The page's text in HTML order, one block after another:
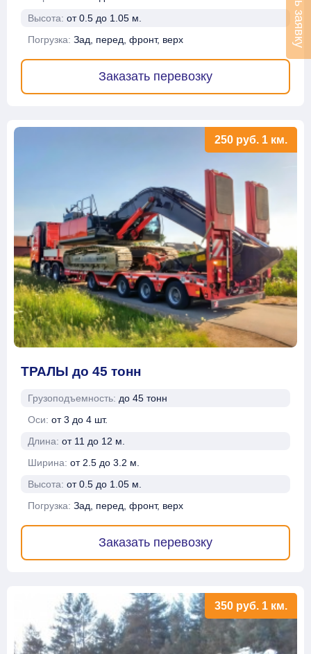
Высота: от 0.5 до 1.05 м.
Погрузка: Зад, перед, фронт, верх
Заказать перевозку
ТРАЛЫ до 45 тонн
Грузоподъемность: до 45 тонн
Оси: от 3 до 4 шт.
Длина: от 11 до 12 м.
Ширина: от 2.5 до 3.2 м.
Высота: от 0.5 до 1.05 м.
Погрузка: Зад, перед, фронт, верх
250 руб. 1 км.
Заказать перевозку
350 руб. 1 км.